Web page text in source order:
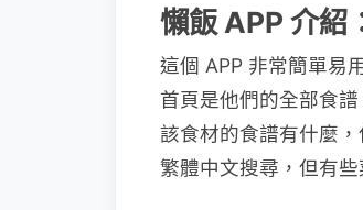
懶飯 APP 介紹
這個 APP 非常簡單易
首頁是他們的全部食
該食材的食譜有什麼
繁體中文搜尋，但有